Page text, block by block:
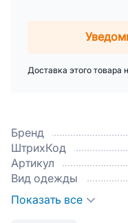
Бренд
ШтрихКод
Артикул
Вид одежды
Показать все
Доставка этого товара